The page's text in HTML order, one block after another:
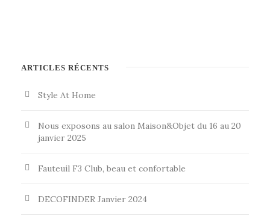
ARTICLES RÉCENTS
Style At Home
Nous exposons au salon Maison&Objet du 16 au 20
janvier 2025
Fauteuil F3 Club, beau et confortable
DECOFINDER Janvier 2024